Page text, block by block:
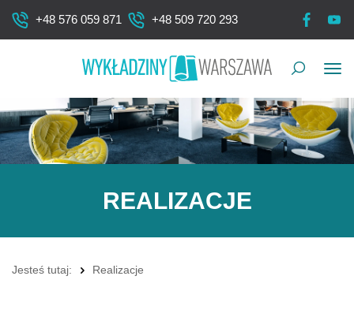
+48 576 059 871 +48 509 720 293
REALIZACJE
Jesteś tutaj: Realizacje